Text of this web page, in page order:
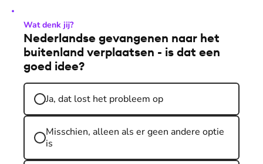
Wat denk jij?
Nederlandse gevangenen naar het
buitenland verplaatsen - is dat een
goed idee?
Ja, dat lost het probleem op
Misschien, alleen als er geen andere optie
is